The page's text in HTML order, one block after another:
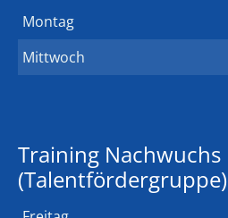
Montag
Mittwoch
Training Nachwuchs
(Talentfördergruppe)